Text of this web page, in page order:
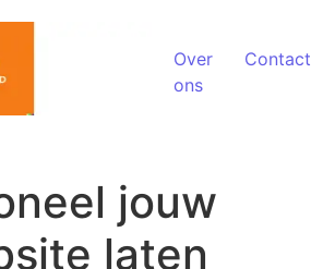
Over
ons
Contact
jouw
laten